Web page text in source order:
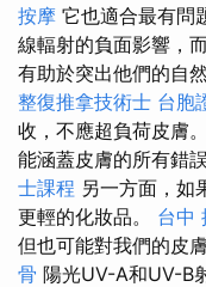
按摩 它也適合最有問
線輻射的負面影響，
有助於突出他們的自
整復推拿技術士 台胞
收，不應超負荷皮膚。
能涵蓋皮膚的所有錯
士課程 另一方面，如
更輕的化妝品。 台中
但也可能對我們的皮
骨 陽光UV-A和UV-B